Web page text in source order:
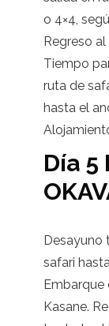
o 4×4,
Regreso
Tiempo
ruta de
hasta el
Día 5
Desayuno
safari
Embarque
Kasane.